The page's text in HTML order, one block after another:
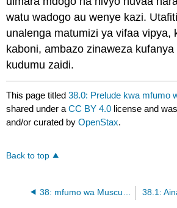
watu wadogo au wenye kazi.
unalenga matumizi ya vifaa vipya,
kaboni, ambazo zinaweza
kudumu zaidi.
This page titled38.0: Prelude kwa mfumo
shared under aCC BY 4.0 license and
and/or curated byOpenStax.
Back to top